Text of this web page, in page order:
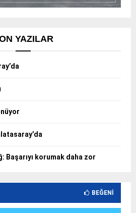
YAZILAR
Başarıyı korumak daha zor
BEĞENI